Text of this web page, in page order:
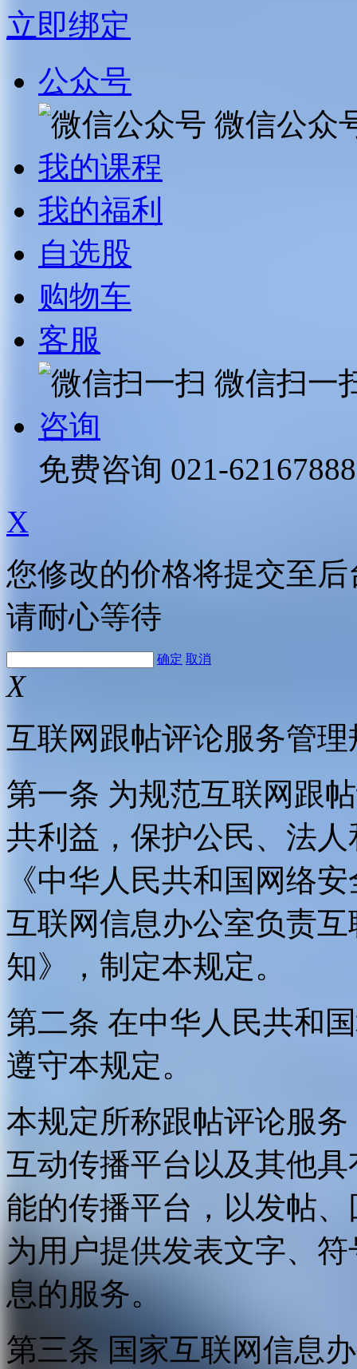
立即绑定
公众号
微信公众
我的课程
我的福利
自选股
购物车
客服
微信扫一
咨询
免费咨询 021-62167888
X
您修改的价格将提交至
请耐心等待
确定 取消
X
互联网跟帖评论服务管理
第一条 为规范互联网跟
共利益，保护公民、法
《中华人民共和国网络
互联网信息办公室负责
知》，制定本规定。
第二条 在中华人民共和
遵守本规定。
本规定所称跟帖评论服
互动传播平台以及其他
能的传播平台，以发帖
为用户提供发表文字、
息的服务。
第三条 国家互联网信息